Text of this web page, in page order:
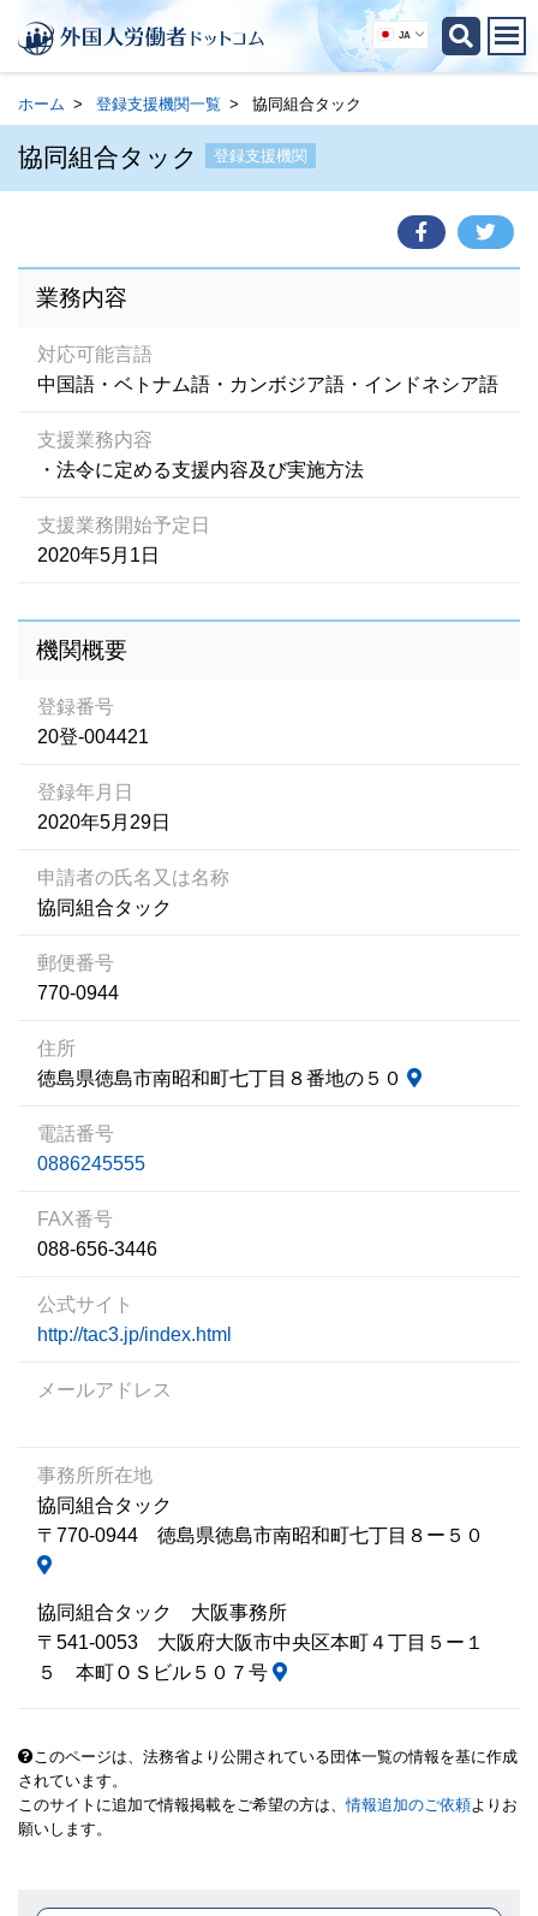
JA
ホーム 登録支援機関一覧 協同組合タック
協同組合タック 登録支援機関
業務内容
対応可能言語
中国語・ベトナム語・カンボジア語・インドネシア語
支援業務内容
・法令に定める支援内容及び実施方法
支援業務開始予定日
2020年5月1日
機関概要
登録番号
20登-004421
登録年月日
2020年5月29日
申請者の氏名又は名称
協同組合タック
郵便番号
770-0944
住所
徳島県徳島市南昭和町七丁目８番地の５０
電話番号
0886245555
FAX番号
088-656-3446
公式サイト
http://tac3.jp/index.html
メールアドレス
事務所所在地
協同組合タック
〒770-0944 徳島県徳島市南昭和町七丁目８ー５０
協同組合タック 大阪事務所
〒541-0053 大阪府大阪市中央区本町４丁目５ー１
５ 本町ＯＳビル５０７号
このページは、法務省より公開されている団体一覧の情報を基に作成
されています。
このサイトに追加で情報掲載をご希望の方は、情報追加のご依頼よりお
願いします。